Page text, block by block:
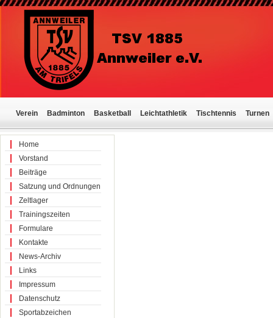
Verein Badminton Basketball Leichtathletik Tischtennis Turnen
Home
Vorstand
Beiträge
Satzung und Ordnungen
Zeltlager
Trainingszeiten
Formulare
Kontakte
News-Archiv
Links
Impressum
Datenschutz
Sportabzeichen